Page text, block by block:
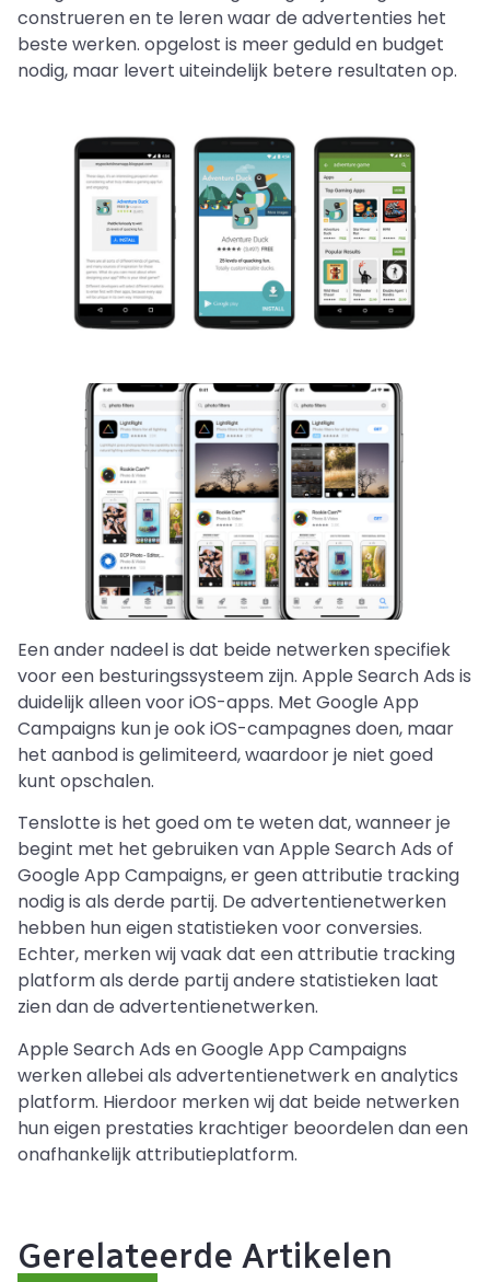
construeren en te leren waar de advertenties het
beste werken. opgelost is meer geduld en budget
nodig, maar levert uiteindelijk betere resultaten op.
Een ander nadeel is dat beide netwerken specifiek
voor een besturingssysteem zijn. Apple Search Ads is
duidelijk alleen voor iOS-apps. Met Google App
Campaigns kun je ook iOS-campagnes doen, maar
het aanbod is gelimiteerd, waardoor je niet goed
kunt opschalen.
Tenslotte is het goed om te weten dat, wanneer je
begint met het gebruiken van Apple Search Ads of
Google App Campaigns, er geen attributie tracking
nodig is als derde partij. De advertentienetwerken
hebben hun eigen statistieken voor conversies.
Echter, merken wij vaak dat een attributie tracking
platform als derde partij andere statistieken laat
zien dan de advertentienetwerken.
Apple Search Ads en Google App Campaigns
werken allebei als advertentienetwerk en analytics
platform. Hierdoor merken wij dat beide netwerken
hun eigen prestaties krachtiger beoordelen dan een
onafhankelijk attributieplatform.
Gerelateerde Artikelen